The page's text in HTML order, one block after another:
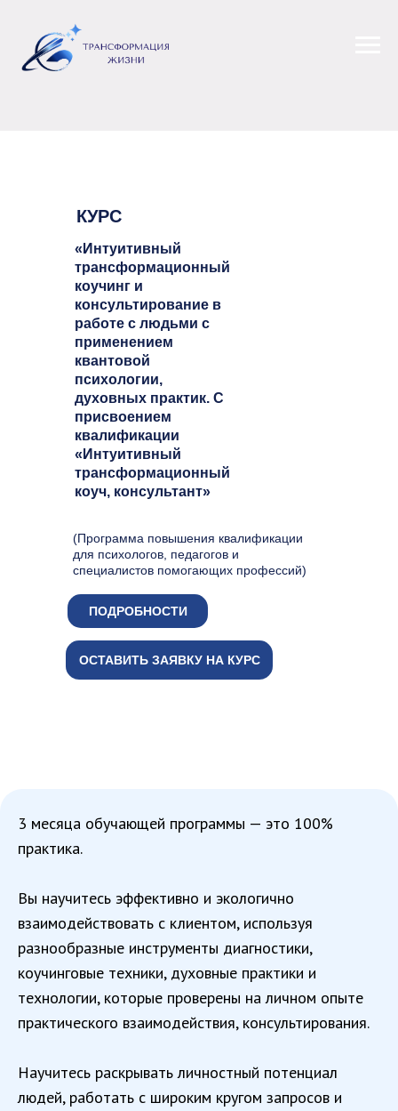
«Интуитивный
трансформационный
коучинг и
консультирование в
работе с людьми с
применением
квантовой
психологии,
духовных практик. С
присвоением
квалификации
«Интуитивный
трансформационный
коуч, консультант»
(Программа повышения квалификации
для психологов, педагогов и
специалистов помогающих профессий)
КУРС
ОСТАВИТЬ ЗАЯВКУ НА КУРС
ПОДРОБНОСТИ
3 месяца обучающей программы — это 100%
практика.
Вы научитесь эффективно и экологично
взаимодействовать с клиентом, используя
разнообразные инструменты диагностики,
коучинговые техники, духовные практики и
технологии, которые проверены на личном опыте
практического взаимодействия, консультирования.
Научитесь раскрывать личностный потенциал
людей, работать с широким кругом запросов и